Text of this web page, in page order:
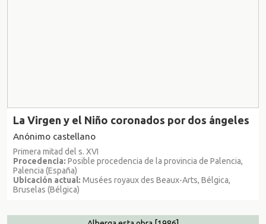
La Virgen y el Niño coronados por dos ángeles
Anónimo castellano
Primera mitad del s. XVI
Procedencia: Posible procedencia de la provincia de Palencia,
Palencia (España)
Ubicación actual: Musées royaux des Beaux-Arts, Bélgica,
Bruselas (Bélgica)